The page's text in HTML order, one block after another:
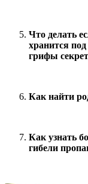
Что делать
хранится
грифы
Как найти
Как узнать
гибели